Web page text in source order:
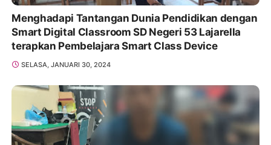
Menghadapi Tantangan Dunia Pendidikan dengan
Smart Digital Classroom SD Negeri 53 Lajarella
terapkan Pembelajara Smart Class Device
SELASA, JANUARI 30, 2024